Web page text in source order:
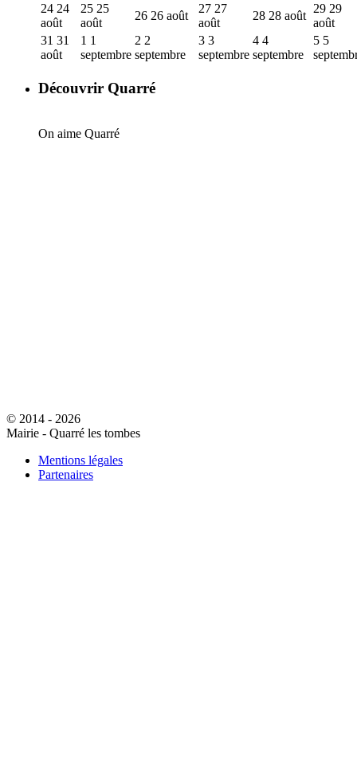
24 24
août
25 25
août
26 26 août
27 27
août
28 28 août
29 29
août
31 31
août
1 1
septembre
2 2
septembre
3 3
septembre
4 4
septembre
5 5
Découvrir Quarré
On aime Quarré
© 2014 - 2026
Mairie - Quarré les tombes
Mentions légales
Partenaires